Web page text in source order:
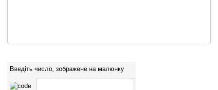
Введіть число, зображене на малюнку